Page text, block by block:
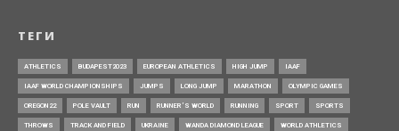
ТЕГИ
ATHLETICS BUDAPEST2023 EUROPEAN ATHLETICS HIGH JUMP IAAF
IAAF WORLD CHAMPIONSHIPS JUMPS LONG JUMP MARATHON OLYMPIC GAMES
OREGON22 POLE VAULT RUN RUNNER’S WORLD RUNNING SPORT SPORTS
THROWS TRACK AND FIELD UKRAINE WANDA DIAMOND LEAGUE WORLD ATHLETICS